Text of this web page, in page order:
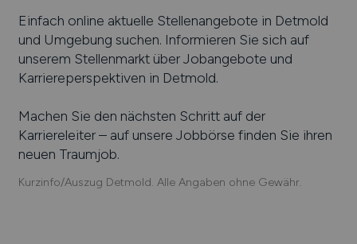
Einfach online aktuelle Stellenangebote in Detmold
und Umgebung suchen. Informieren Sie sich auf
unserem Stellenmarkt über Jobangebote und
Karriereperspektiven in Detmold.
Machen Sie den nächsten Schritt auf der
Karriereleiter – auf unsere Jobbörse finden Sie ihren
neuen Traumjob.
Kurzinfo/Auszug Detmold. Alle Angaben ohne Gewähr.